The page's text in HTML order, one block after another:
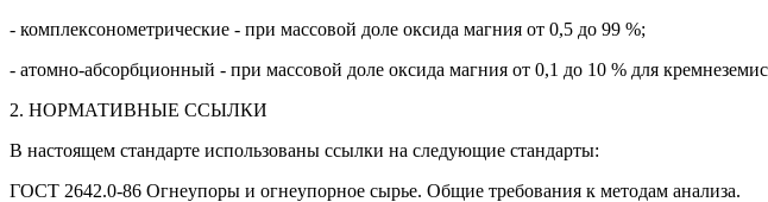
- комплексонометрические - при массовой доле оксида магния от 0,5 до 99 %;
- атомно-абсорбционный - при массовой доле оксида магния от 0,1 до 10 % для
2. НОРМАТИВНЫЕ ССЫЛКИ
В настоящем стандарте использованы ссылки на следующие стандарты:
ГОСТ 2642.0-86 Огнеупоры и огнеупорное сырье. Общие требования к методам анализа.